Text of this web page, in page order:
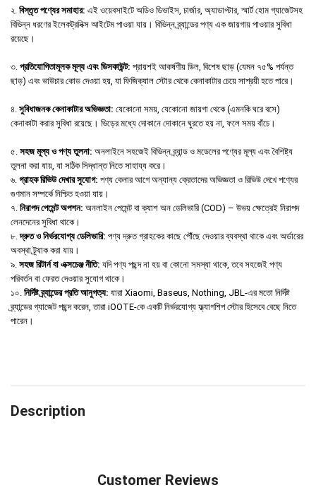
২. বিস্তৃত পণ্যের সমাহার: এই ওয়েবসাইটে অডিও ডিভাইস, চার্জার, অ্যাডাপ্টার, স্মার্ট হোম গ্যাজেটসহ
বিভিন্ন ধরণের ইলেকট্রনিক্স আইটেম পাওয়া যায়। বিভিন্ন ব্র্যান্ডের পণ্য এক জায়গায় পাওয়ার সুবিধা
রয়েছে।
৩. প্রতিযোগিতামূলক মূল্য এবং ডিসকাউন্ট: প্রায়শই আকর্ষণীয় ডিল, বিশেষ ছাড় (যেমন ৭৫% পর্যন্ত
ছাড়) এবং ভাউচার কোড দেওয়া হয়, যা ফিজিক্যাল স্টোর থেকে কেনাকাটার চেয়ে সাশ্রয়ী হতে পারে।
৪. সুবিধাজনক কেনাকাটার অভিজ্ঞতা: যেকোনো সময়, যেকোনো জায়গা থেকে (এমনকি ঘরে বসে)
কেনাকাটা করার সুবিধা রয়েছে। ভিড়ের মধ্যে দোকানে দোকানে ঘুরতে হয় না, ফলে সময় বাঁচে।
৫. সহজ মূল্য ও পণ্য তুলনা: অনলাইনে সহজেই বিভিন্ন ব্র্যান্ড ও মডেলের পণ্যের মূল্য এবং বৈশিষ্ট্য
তুলনা করা যায়, যা সঠিক সিদ্ধান্ত নিতে সাহায্য করে।
৬. গ্রাহক রিভিউ দেখার সুযোগ: পণ্য কেনার আগে অন্যান্য ক্রেতাদের অভিজ্ঞতা ও রিভিউ দেখে পণ্যের
গুণমান সম্পর্কে নিশ্চিত হওয়া যায়।
৭. নিরাপদ পেমেন্ট অপশন: অনলাইন পেমেন্ট বা ক্যাশ অন ডেলিভারি (COD) – উভয় ক্ষেত্রেই নিরাপদ
লেনদেনের সুবিধা থাকে।
৮.দ্রুত ও নির্ভরযোগ্য ডেলিভারি: পণ্য দ্রুত গ্রাহকের কাছে পৌঁছে দেওয়ার ব্যবস্থা থাকে এবং অর্ডারের
অবস্থা ট্র্যাক করা যায়।
৯. সহজ রিটার্ন বা এক্সচেঞ্জ নীতি: যদি পণ্য পছন্দ না হয় বা কোনো সমস্যা থাকে, তবে সহজেই পণ্য
পরিবর্তন বা ফেরত দেওয়ার সুযোগ থাকে।
১০. নির্দিষ্ট ব্র্যান্ডের প্রতি আনুগত্য: যারা Xiaomi, Baseus, Nothing, JBL-এর মতো নির্দিষ্ট
ব্র্যান্ডের গ্যাজেট পছন্দ করেন, তারা iOOTE-কে একটি নির্ভরযোগ্য ফ্ল্যাগশিপ স্টোর হিসেবে বেছে নিতে
পারেন।
Description
Customer Reviews